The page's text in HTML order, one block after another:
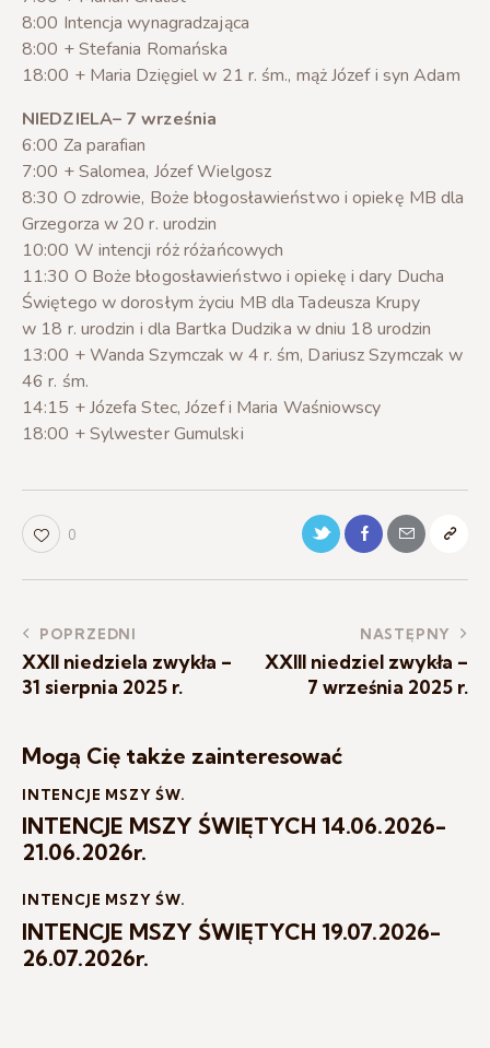
8:00 Intencja wynagradzająca
8:00 + Stefania Romańska
18:00 + Maria Dzięgiel w 21 r. śm., mąż Józef i syn Adam
NIEDZIELA– 7 września
6:00 Za parafian
7:00 + Salomea, Józef Wielgosz
8:30 O zdrowie, Boże błogosławieństwo i opiekę MB dla
Grzegorza w 20 r. urodzin
10:00 W intencji róż różańcowych
11:30 O Boże błogosławieństwo i opiekę i dary Ducha
Świętego w dorosłym życiu MB dla Tadeusza Krupy
w 18 r. urodzin i dla Bartka Dudzika w dniu 18 urodzin
13:00 + Wanda Szymczak w 4 r. śm, Dariusz Szymczak w
46 r. śm.
14:15 + Józefa Stec, Józef i Maria Waśniowscy
18:00 + Sylwester Gumulski
0
POPRZEDNI
XXII niedziela zwykła –
31 sierpnia 2025 r.
NASTĘPNY
XXIII niedziel zwykła –
7 września 2025 r.
Mogą Cię także zainteresować
INTENCJE MSZY ŚW.
INTENCJE MSZY ŚWIĘTYCH 14.06.2026-
21.06.2026r.
INTENCJE MSZY ŚW.
INTENCJE MSZY ŚWIĘTYCH 19.07.2026-
26.07.2026r.